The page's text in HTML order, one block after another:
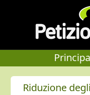
Riduzione